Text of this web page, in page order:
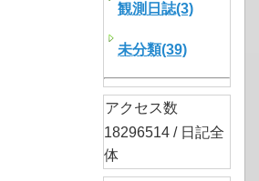
観測日誌(3)
未分類(39)
アクセス数
18296514 / 日記全
体